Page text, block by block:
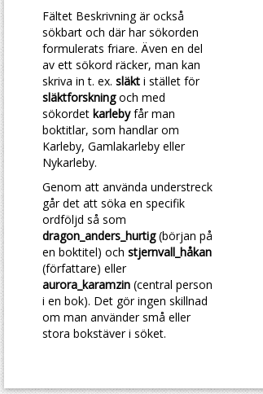
Fältet Beskrivning är också
sökbart och där har sökorden
formulerats friare. Även en del
av ett sökord räcker, man kan
skriva in t. ex. släkt i stället för
släktforskningoch med
sökordet karlebyfår man
boktitlar, som handlar om
Karleby, Gamlakarleby eller
Nykarleby.
Genom att använda understreck
går det att söka en specifik
ordföljd så som
dragon_anders_hurtig(början på
en boktitel) och stjernvall_håkan
(författare) eller
aurora_karamzin (central person
i en bok). Det gör ingen skillnad
om man använder små eller
stora bokstäver i söket.